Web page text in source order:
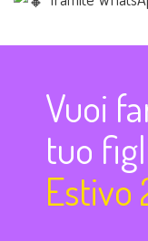
Vuoi
tuo
Estivo